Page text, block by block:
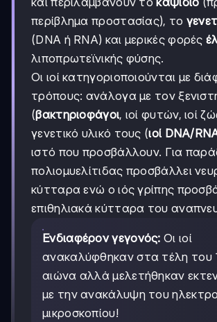
περίβλημα προστασίας), το
(DNA ή RNA) και μερικές φορές
λιποπρωτεϊνικής φύσης.
Οι ιοί κατηγοριοποιούνται με
τρόπους: ανάλογα με τον
(βακτηριοφάγοι, ιοί φυτών, ιοί
γενετικό υλικό τους (ιοί DNA/
ιστό που προσβάλλουν. Για
πολιομυελίτιδας προσβάλλει
κύτταρα ενώ ο ιός γρίπης
επιθηλιακά κύτταρα του
Ενδιαφέρον γεγονός: Οι ιοί
ανακαλύφθηκαν στα τέλη του
αιώνα αλλά μελετήθηκαν
με την ανακάλυψη του
μικροσκοπίου!